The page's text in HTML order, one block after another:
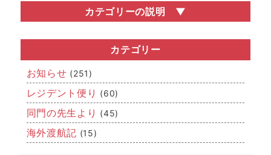
カテゴリーの説明
医局説明会・勧誘会などの医局行事の情報や、関連学会
の開催情報など、いろいろなお知らせを掲載していま
す。
レジデント便り
どこまでが「若手」なのかはさだかではありませんが、
若手医師（レジデント）からの近況報告です。
同門の先生より
カテゴリー
お知らせ (251)
レジデント便り (60)
同門の先生より (45)
海外渡航記 (15)